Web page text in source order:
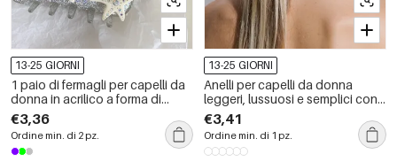
13-25 GIORNI
1 paio di fermagli per capelli da
donna in acrilico a forma di
tartaruga da vacanza, serie
romantica
€3,36
Ordine min. di 2 pz.
13-25 GIORNI
Anelli per capelli da donna
leggeri, lussuosi e semplici con
accessori a forma di stella
marina
€3,41
Ordine min. di 1 pz.